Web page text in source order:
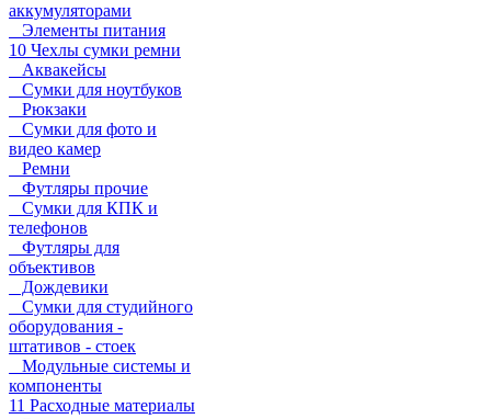
аккумуляторами
Элементы питания
10 Чехлы сумки ремни
Аквакейсы
Сумки для ноутбуков
Рюкзаки
Сумки для фото и
видео камер
Ремни
Футляры прочие
Сумки для КПК и
телефонов
Футляры для
объективов
Дождевики
Сумки для студийного
оборудования -
штативов - стоек
Модульные системы и
компоненты
11 Расходные материалы